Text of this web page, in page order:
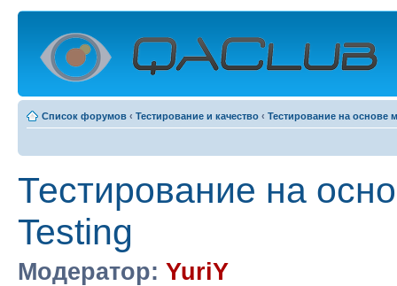
Список форумов ‹ Тестирование и качество ‹ Тестирование на основе
Тестирование на
Testing
Модератор: YuriY